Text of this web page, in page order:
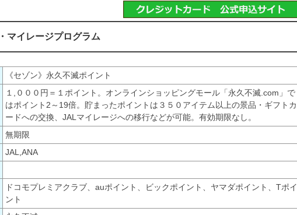
マイレージプログラム
《セゾン》永久不滅ポイント
１,０００円＝１ポイント。オンラインショッピングモール「永久不滅.com」で
はポイント2～19倍。貯まったポイントは３５０アイテム以上の景品・ギフトカ
ードへの交換、JALマイレージへの移行などが可能。有効期限なし。
無期限
JAL,ANA
ドコモプレミアクラブ、auポイント、ビックポイント、ヤマダポイント、Tポイ
ント